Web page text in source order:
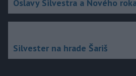
Oslavy Silvestra a Nového
Silvester na hrade Šariš